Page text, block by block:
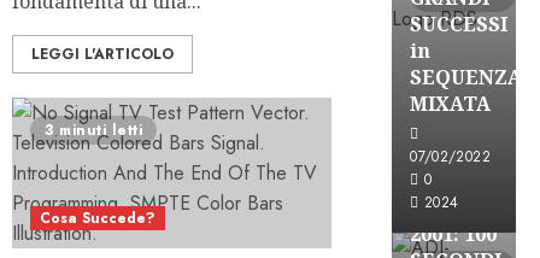
LEGGI L'ARTICOLO
3 minuti letti
Cosa Succede?
SUCCESSI
in
SEQUENZA
MIXATA
07/02/2022
0
2024
A-Stories
FREE
A-
STORIES-
2001: 100